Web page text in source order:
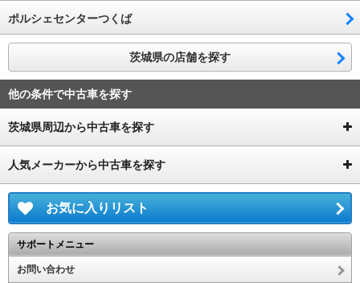
ポルシェセンターつくば
茨城県の店舗を探す
他の条件で中古車を探す
茨城県周辺から中古車を探す
人気メーカーから中古車を探す
お気に入りリスト
サポートメニュー
お問い合わせ